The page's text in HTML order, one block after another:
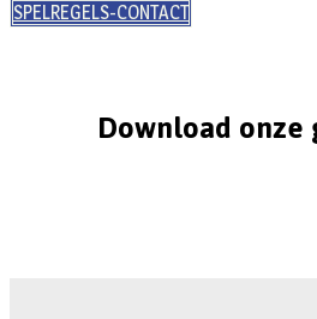
SPELREGELS-CONTACT
Download onze